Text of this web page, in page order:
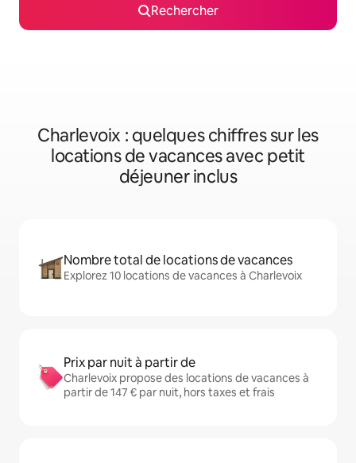
Rechercher
Charlevoix : quelques chiffres sur les
locations de vacances avec petit
déjeuner inclus
Nombre total de locations de vacances
Explorez 10 locations de vacances à Charlevoix
Prix par nuit à partir de
Charlevoix propose des locations de vacances à
partir de 147 € par nuit, hors taxes et frais